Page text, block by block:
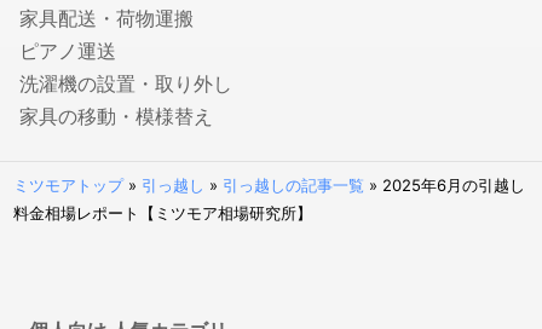
就業規則・社内規定・36協定作成の社労士
入退社・保険手続きの社労士
顧問社労士
年度更新・算定基礎の社労士
特許事務所・特許出願に強い弁理士
家具配送・荷物運搬
ピアノ運送
洗濯機の設置・取り外し
家具の移動・模様替え
ミツモアトップ» 引っ越し » 引っ越しの記事一覧 » 2025年6月の引越し
料金相場レポート【ミツモア相場研究所】